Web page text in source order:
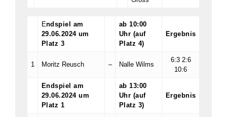
Endspiel am
29.06.2024 um
Platz 3
ab 10:00
Uhr (auf
Platz 4)
Ergebnis
1 Moritz Reusch – Nalle Wilms
6:3 2:6
10:6
Endspiel am
29.06.2024 um
Platz 1
ab 13:00
Uhr (auf
Platz 3)
Ergebnis